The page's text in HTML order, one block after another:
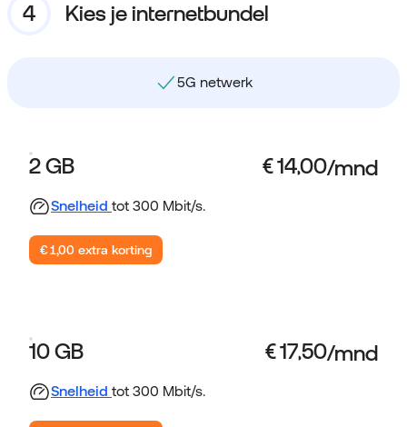
Kies je internetbundel
Gebruik data binnen NL en EU
2 GB
Snelheid tot 300 Mbit/s.
€ 1,00 extra korting
10 GB
Snelheid tot 300 Mbit/s.